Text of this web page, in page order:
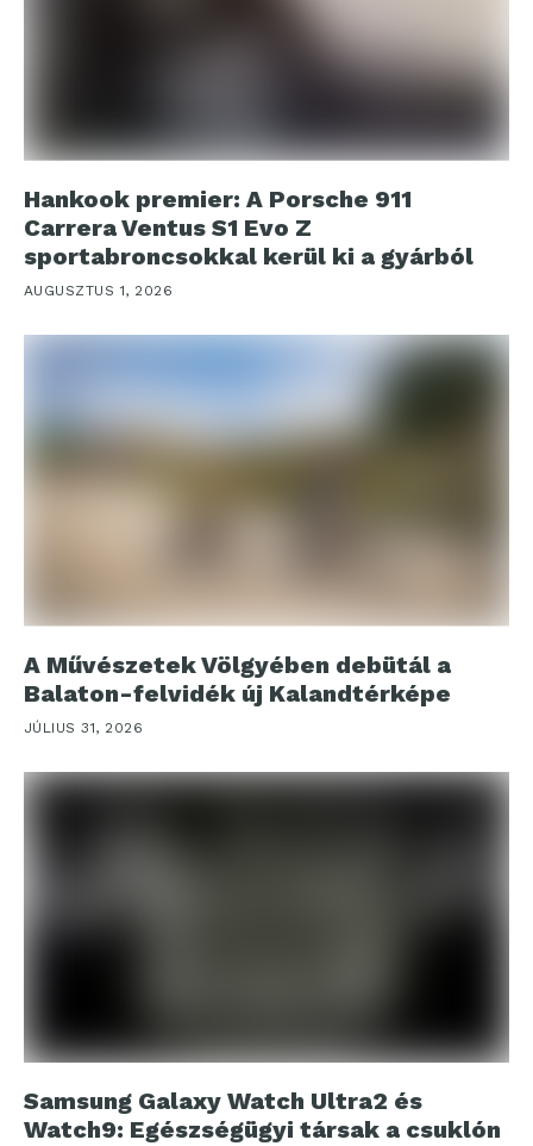
Hankook premier: A Porsche 911
Carrera Ventus S1 Evo Z
sportabroncsokkal kerül ki a gyárból
AUGUSZTUS 1, 2026
A Művészetek Völgyében debütál a
Balaton-felvidék új Kalandtérképe
JÚLIUS 31, 2026
Samsung Galaxy Watch Ultra2 és
Watch9: Egészségügyi társak a csuklón